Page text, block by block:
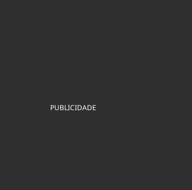
PUBLICIDADE